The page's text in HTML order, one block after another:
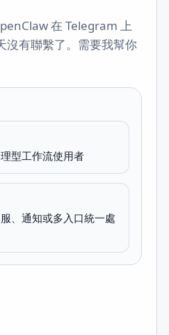
在 Telegram 上
沒有聯繫了。需要我幫你
型工作流使用者
、通知或多入口統一處